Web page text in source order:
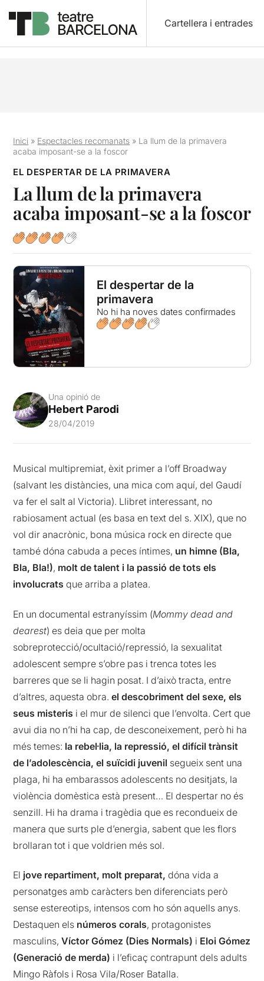
Cartellera i entrades
Inici » Espectacles recomanats » La llum de la primavera
acaba imposant-se a la foscor
EL DESPERTAR DE LA PRIMAVERA
La llum de la primavera
acaba imposant-se a la foscor
El despertar de la
primavera
No hi ha noves dates confirmades
Una opinió de
Hebert Parodi
28/04/2019
Musical multipremiat, èxit primer a l’off Broadway
(salvant les distàncies, una mica com aquí, del Gaudí
va fer el salt al Victoria). Llibret interessant, no
rabiosament actual (es basa en text del s. XIX), que no
vol dir anacrònic, bona música rock en directe que
també dóna cabuda a peces íntimes, un himne (Bla,
Bla, Bla!), molt de talent i la passió de tots els
involucrats que arriba a platea.
En un documental estranyíssim (Mommy dead and
dearest) es deia que per molta
sobreprotecció/ocultació/repressió, la sexualitat
adolescent sempre s’obre pas i trenca totes les
barreres que se li hagin posat. I d’això tracta, entre
d’altres, aquesta obra.el descobriment del sexe, els
seus misteris i el mur de silenci que l’envolta. Cert que
avui dia no n’hi ha cap, de desconeixement, però hi ha
més temes: la rebel·lia, la repressió, el difícil trànsit
de l’adolescència, el suïcidi juvenil segueix sent una
plaga, hi ha embarassos adolescents no desitjats, la
violència domèstica està present… El despertar no és
senzill. Hi ha drama i tragèdia que es recondueix de
manera que surts ple d’energia, sabent que les flors
brollaran tot i que voldrien més sol.
El jove repartiment, molt preparat, dóna vida a
personatges amb caràcters ben diferenciats però
sense estereotips, intensos com ho són aquells anys.
Destaquen els números corals, protagonistes
masculins,Víctor Gómez (Dies Normals) i Eloi Gómez
(Generació de merda) i l’eficaç contrapunt dels adults
Mingo Ràfols i Rosa Vila/Roser Batalla.